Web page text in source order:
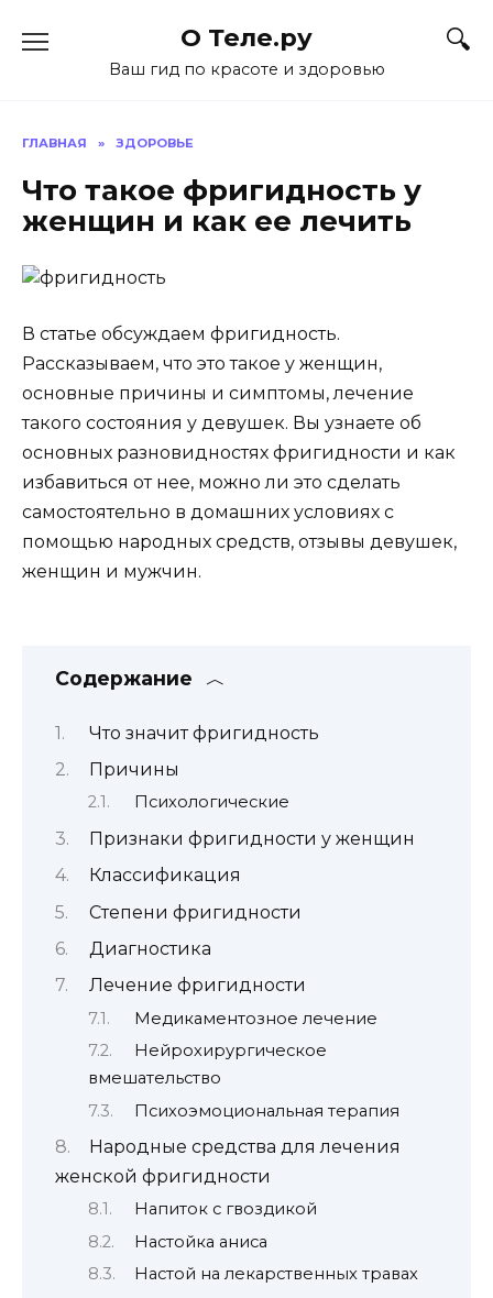
содержанию
О Теле.ру
Ваш гид по красоте и здоровью
ГЛАВНАЯ » ЗДОРОВЬЕ
Что такое фригидность у
женщин и как ее лечить
В статье обсуждаем фригидность.
Рассказываем, что это такое у женщин,
основные причины и симптомы, лечение
такого состояния у девушек. Вы узнаете об
основных разновидностях фригидности и как
избавиться от нее, можно ли это сделать
самостоятельно в домашних условиях с
помощью народных средств, отзывы девушек,
женщин и мужчин.
Содержание
Что значит фригидность
Причины
Психологические
Признаки фригидности у женщин
Классификация
Степени фригидности
Диагностика
Лечение фригидности
Медикаментозное лечение
Нейрохирургическое
вмешательство
Психоэмоциональная терапия
Народные средства для лечения
женской фригидности
Напиток с гвоздикой
Настойка аниса
Настой на лекарственных травах